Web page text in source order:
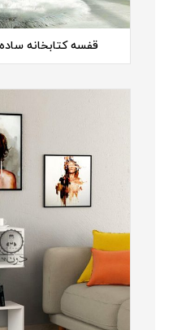
قفسه کتابخانه